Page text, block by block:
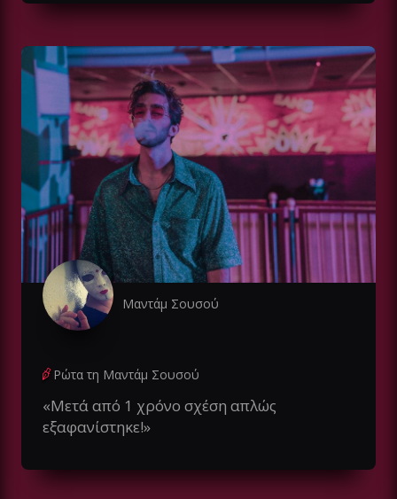
Μαντάμ Σουσού
Ρώτα τη Μαντάμ Σουσού
«Μετά από 1 χρόνο σχέση απλώς
εξαφανίστηκε!»